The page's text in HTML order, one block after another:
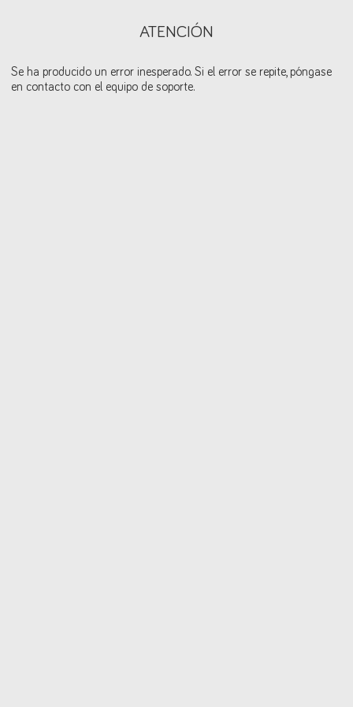
ATENCIÓN
Se ha producido un error inesperado. Si el error se repite, póngase
en contacto con el equipo de soporte.